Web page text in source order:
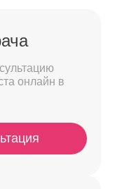
онлайн в